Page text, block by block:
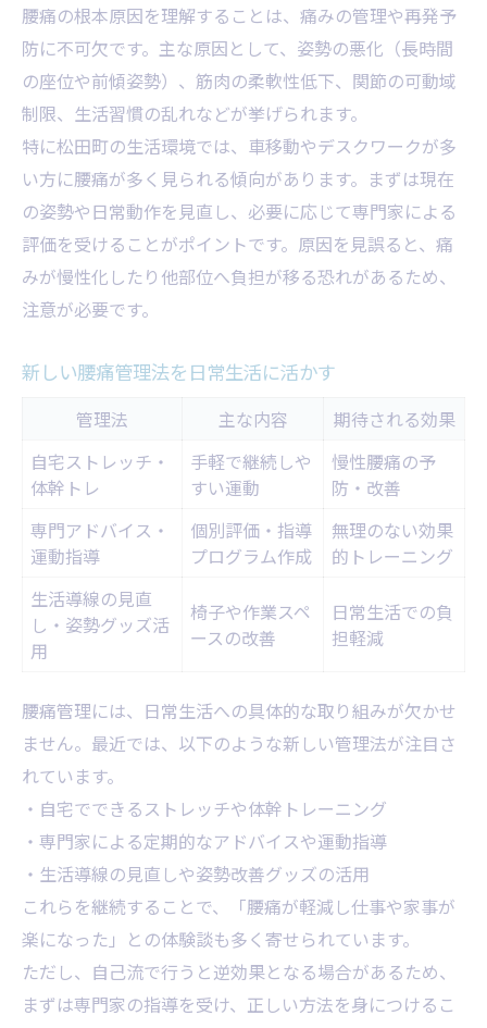
専門家が語る腰痛管理の実践例
腰痛改善に必要な施術内容比較
整体と整骨のアプローチ違い
専門家が勧める腰痛セルフケア
施術前カウンセリングの重要性
足柄上整体院が出来ること
腰痛の根本原因を理解することは、痛みの管理や再発予
防に不可欠です。主な原因として、姿勢の悪化（長時間
の座位や前傾姿勢）、筋肉の柔軟性低下、関節の可動域
制限、生活習慣の乱れなどが挙げられます。
特に松田町の生活環境では、車移動やデスクワークが多
い方に腰痛が多く見られる傾向があります。まずは現在
の姿勢や日常動作を見直し、必要に応じて専門家による
評価を受けることがポイントです。原因を見誤ると、痛
みが慢性化したり他部位へ負担が移る恐れがあるため、
注意が必要です。
新しい腰痛管理法を日常生活に活かす
管理法 主な内容
期待される効果
自宅ストレッチ・
体幹トレ
手軽で継続しや
すい運動
慢性腰痛の予
防・改善
専門アドバイス・
運動指導
個別評価・指導
プログラム作成
無理のない効果
的トレーニング
生活導線の見直
し・姿勢グッズ活
用
椅子や作業スペ
ースの改善
日常生活での負
担軽減
腰痛管理には、日常生活への具体的な取り組みが欠かせ
ません。最近では、以下のような新しい管理法が注目さ
れています。
・自宅でできるストレッチや体幹トレーニング
・専門家による定期的なアドバイスや運動指導
・生活導線の見直しや姿勢改善グッズの活用
これらを継続することで、「腰痛が軽減し仕事や家事が
楽になった」との体験談も多く寄せられています。
ただし、自己流で行うと逆効果となる場合があるため、
まずは専門家の指導を受け、正しい方法を身につけるこ